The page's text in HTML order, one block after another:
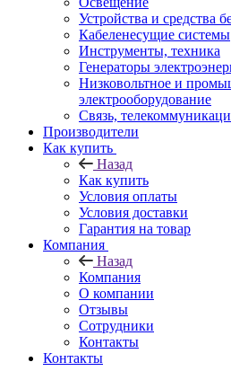
Устройства и средства
Кабеленесущие системы
Инструменты, техника
Генераторы
Низковольтное и
электрооборудование
Связь,
Производители
Как купить
Назад
Как купить
Условия оплаты
Условия доставки
Гарантия на товар
Компания
Назад
Компания
О компании
Отзывы
Сотрудники
Контакты
Контакты